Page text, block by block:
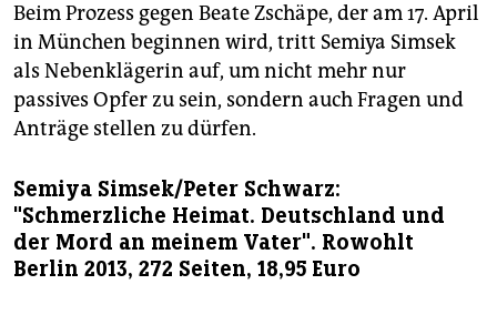
Beim Prozess gegen Beate Zschäpe, der am 17. April
in München beginnen wird, tritt Semiya Simsek
als Nebenklägerin auf, um nicht mehr nur
passives Opfer zu sein, sondern auch Fragen und
Anträge stellen zu dürfen.
Semiya Simsek/Peter Schwarz:
"Schmerzliche Heimat. Deutschland und
der Mord an meinem Vater". Rowohlt
Berlin 2013, 272 Seiten, 18,95 Euro